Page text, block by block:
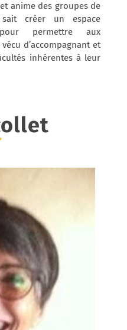
anime des groupes de
créer un espace
permettre aux
d’accompagnant et
inhérentes à leur